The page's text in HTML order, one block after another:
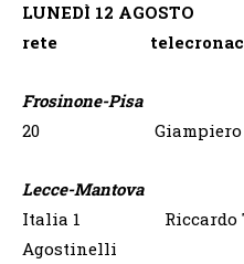
LUNEDÌ 12
rete
Frosinone-Pisa
20 Giampiero
Lecce-Mantova
Italia 1 Riccardo
Agostinelli